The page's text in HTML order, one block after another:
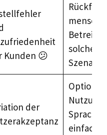
Kunden 😕
Rückfall
solchen
der
Nutzung
Sprach-
einfacher